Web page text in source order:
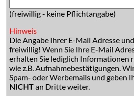
(freiwillig - keine Pflichtangabe)
Hinweis
Die Angabe Ihrer E-Mail Adresse
freiwillig! Wenn Sie Ihre E-Mail
erhalten Sie lediglich Informationen
wie z.B. Aufnahmebestätigungen.
Spam- oder Werbemails und geben
NICHTan Dritte weiter.